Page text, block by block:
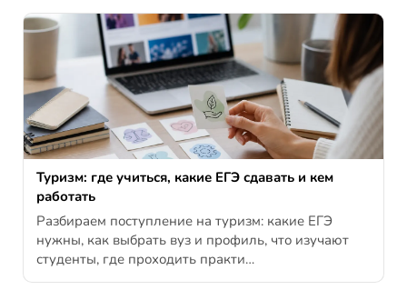
Туризм: где учиться, какие ЕГЭ сдавать и кем
работать
Разбираем поступление на туризм: какие ЕГЭ
нужны, как выбрать вуз и профиль, что изучают
студенты, где проходить практи…